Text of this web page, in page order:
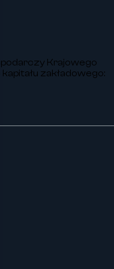
Krajowego
zakładowego: